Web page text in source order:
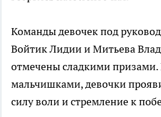
Команды девочек под
Войтик Лидии и Митьева
отмечены сладкими призами.
мальчишками, девочки
силу воли и стремление к